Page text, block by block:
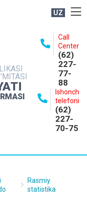
UZ
Call
Center
(62)
227-
77-
88
Ishonch
telefoni
(62)
227-
70-75
Rasmiy
statistika